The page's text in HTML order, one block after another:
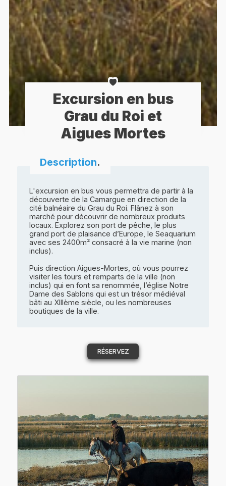
Excursion en bus
Grau du Roi et
Aigues Mortes
Description.
L'excursion en bus vous permettra de partir à la
découverte de la Camargue en direction de la
cité balnéaire du Grau du Roi. Flânez à son
marché pour découvrir de nombreux produits
locaux. Explorez son port de pêche, le plus
grand port de plaisance d’Europe, le Seaquarium
avec ses 2400m² consacré à la vie marine (non
inclus).
Puis direction Aigues-Mortes, où vous pourrez
visiter les tours et remparts de la ville (non
inclus) qui en font sa renommée, l’église Notre
Dame des Sablons qui est un trésor médiéval
bâti au XIIIème siècle, ou les nombreuses
boutiques de la ville.
RÉSERVEZ